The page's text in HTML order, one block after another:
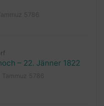
– 22. Jänner 1822